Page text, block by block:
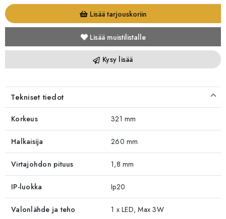
Lisää tarjouskoriin
Lisää muistilistalle
Kysy lisää
Tekniset tiedot
Korkeus 321 mm
Halkaisija 260 mm
Virtajohdon pituus 1,8 mm
IP-luokka Ip20
Valonlähde ja teho 1 x LED, Max 3W